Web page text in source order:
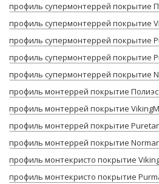
профиль супермонтеррей покрытие
профиль супермонтеррей покрытие
профиль супермонтеррей покрытие
профиль супермонтеррей покрытие
профиль супермонтеррей покрытие
профиль монтеррей покрытие
профиль монтеррей покрытие
профиль монтеррей покрытие
профиль монтеррей покрытие
профиль монтекристо покрытие
профиль монтекристо покрытие